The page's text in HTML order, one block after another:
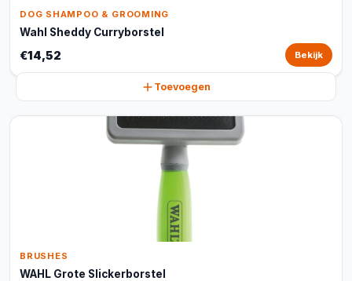
DOG SHAMPOO & GROOMING
Wahl Sheddy Curryborstel
€14,52 Bekijk
Toevoegen
BRUSHES
WAHL Grote Slickerborstel